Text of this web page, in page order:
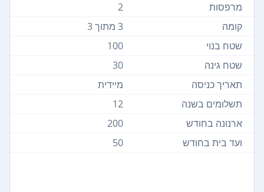
מרפסות
2
קומה
3 מתוך 3
שטח בנוי
100
שטח גינה
30
תאריך כניסה
מיידית
תשלומים בשנה
12
ארנונה בחודש
200
ועד בית בחודש
50